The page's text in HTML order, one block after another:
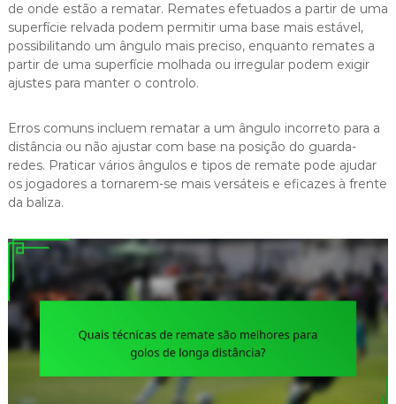
de onde estão a rematar. Remates efetuados a partir de uma
superfície relvada podem permitir uma base mais estável,
possibilitando um ângulo mais preciso, enquanto remates a
partir de uma superfície molhada ou irregular podem exigir
ajustes para manter o controlo.
Erros comuns incluem rematar a um ângulo incorreto para a
distância ou não ajustar com base na posição do guarda-
redes. Praticar vários ângulos e tipos de remate pode ajudar
os jogadores a tornarem-se mais versáteis e eficazes à frente
da baliza.